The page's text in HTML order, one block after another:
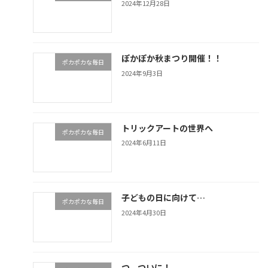
2024年12月28日
ポカポカな毎日 ぽかぽか秋まつり開催！！
2024年9月3日
ポカポカな毎日 トリックアートの世界へ
2024年6月11日
ポカポカな毎日 子どもの日に向けて…
2024年4月30日